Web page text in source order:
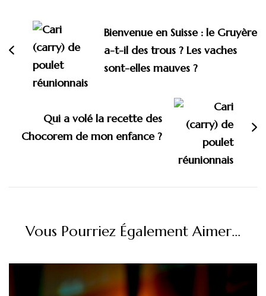
d'article
Bienvenue en Suisse : le Gruyère
a-t-il des trous ? Les vaches
sont-elles mauves ?
Qui a volé la recette des
Chocorem de mon enfance ?
Vous Pourriez Également Aimer...